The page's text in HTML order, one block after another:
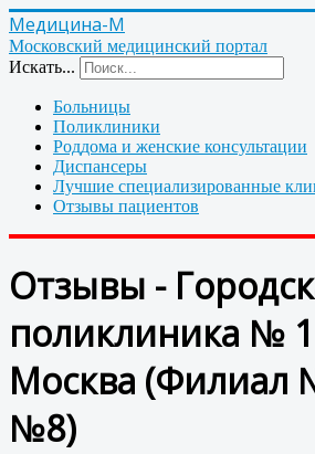
Медицина-М
Московский медицинский портал
Искать...
Больницы
Поликлиники
Роддома и женские консультации
Диспансеры
Лучшие специализированные
Отзывы пациентов
Отзывы -
поликлиника №
Москва (Филиал
№8)